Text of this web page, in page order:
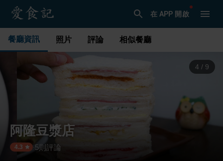
在 APP 開啟
餐廳資訊 照片 評論 相似餐廳
4 / 9
阿隆豆漿店
4.3 ·5則評論